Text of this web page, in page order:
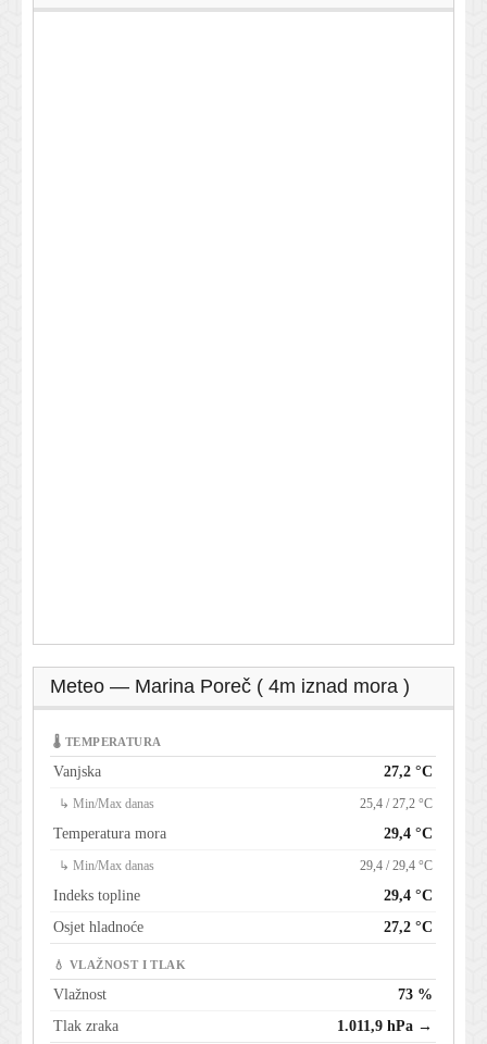
Meteo — Marina Poreč ( 4m iznad mora )
🌡 TEMPERATURA
Vanjska 27,2 °C
↳ Min/Max danas 25,4 / 27,2 °C
Temperatura mora 29,4 °C
↳ Min/Max danas 29,4 / 29,4 °C
Indeks topline
29,4 °C
Osjet hladnoće
27,2 °C
💧 VLAŽNOST I TLAK
Vlažnost
73 %
Tlak zraka
1.011,9 hPa →